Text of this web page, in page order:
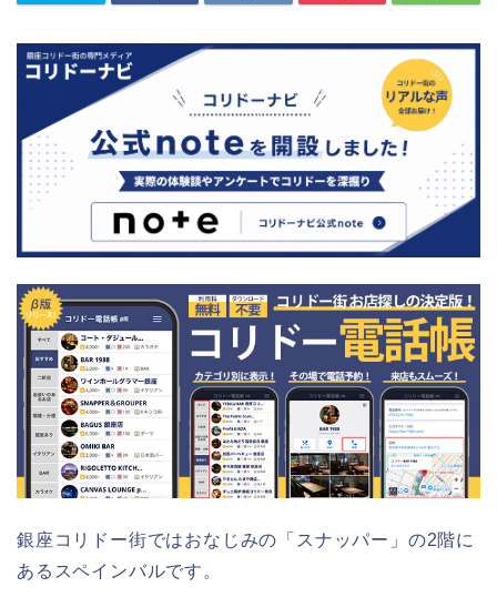
銀座コリドー街ではおなじみの「スナッパー」の2階に
あるスペインバルです。